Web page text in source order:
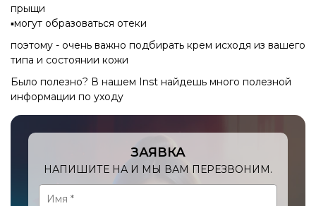
прыщи
▪️могут образоваться отеки
поэтому - очень важно подбирать крем исходя из вашего
типа и состоянии кожи
Было полезно? В нашем Inst найдешь много полезной
информации по уходу
ЗАЯВКА
НАПИШИТЕ НА И МЫ ВАМ ПЕРЕЗВОНИМ.